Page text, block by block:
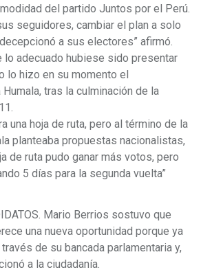
del partido Juntos por el Perú.
seguidores, cambiar el plan a solo
a sus electores” afirmó.
lo adecuado hubiese sido presentar
lo hizo en su momento el
tras la culminación de la
una hoja de ruta, pero al término de la
planteaba propuestas nacionalistas,
de ruta pudo ganar más votos, pero
5 días para la segunda vuelta”
Mario Berrios sostuvo que
una nueva oportunidad porque ya
de su bancada parlamentaria y,
a la ciudadanía.